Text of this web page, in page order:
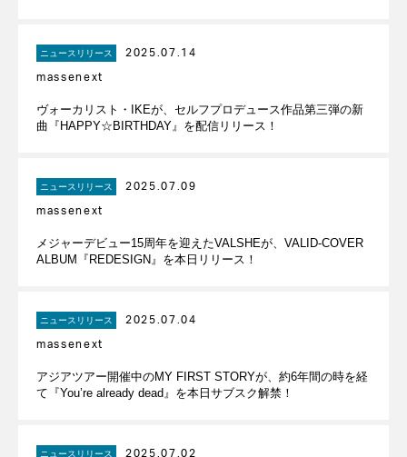
ニュースリリース
2025.07.14
massenext
ヴォーカリスト・IKEが、セルフプロデュース作品第三弾の新
曲『HAPPY☆BIRTHDAY』を配信リリース！
ニュースリリース
2025.07.09
massenext
メジャーデビュー15周年を迎えたVALSHEが、VALID-COVER
ALBUM『REDESIGN』を本日リリース！
ニュースリリース
2025.07.04
massenext
アジアツアー開催中のMY FIRST STORYが、約6年間の時を経
て『You’re already dead』を本日サブスク解禁！
ニュースリリース 2025.07.02